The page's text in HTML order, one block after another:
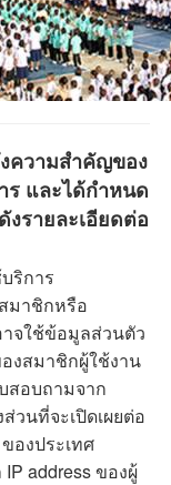
ความสำคัญของ
และได้กำหนด
รายละเอียดต่อ
ริการ
มาชิกหรือ
จใช้ข้อมูลส่วนตัว
งสมาชิกผู้ใช้งาน
สอบถามจาก
วนที่จะเปิดเผยต่อ
องประเทศ
address ของผู้